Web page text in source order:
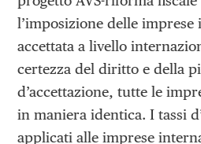
l’imposizione delle imprese
accettata a livello
certezza del diritto e della
d’accettazione, tutte le
in maniera identica. I tassi
applicati alle imprese